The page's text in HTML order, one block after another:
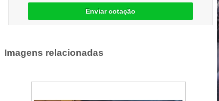
Enviar cotação
Imagens relacionadas